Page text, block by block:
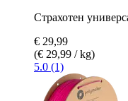
Страхотен
€ 29,99
(€ 29,99 / kg)
5.0 (1)